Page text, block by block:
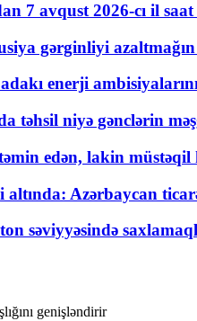
7 avqust 2026-cı il
gərginliyi
enerji
təhsil niyə gənclərin
edən, lakin müstəqil
Azərbaycan
səviyyəsində
genişləndirir